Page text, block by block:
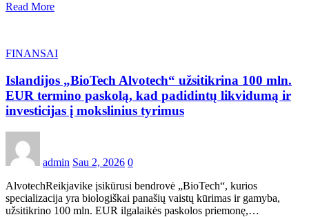
Read More
FINANSAI
Islandijos „BioTech Alvotech“ užsitikrina 100 mln.
EUR termino paskolą, kad padidintų likvidumą ir
investicijas į mokslinius tyrimus
admin Sau 2, 2026 0
AlvotechReikjavike įsikūrusi bendrovė „BioTech“, kurios
specializacija yra biologiškai panašių vaistų kūrimas ir gamyba,
užsitikrino 100 mln. EUR ilgalaikės paskolos priemonę,…